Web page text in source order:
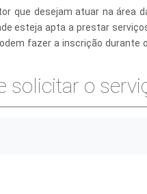
Desenvolvimento Social
que desejam atuar na área
esteja apta a prestar
fazer a inscrição durante
solicitar o